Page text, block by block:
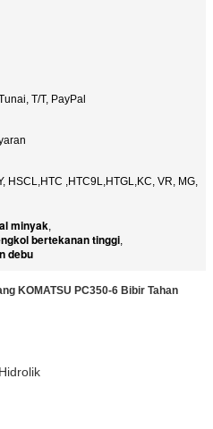
T/T, PayPal
HSCL,HTC ,HTC9L,HTGL,KC, VR, MG,
minyak,
bertekanan tinggi,
debu
KOMATSU PC350-6 Bibir Tahan